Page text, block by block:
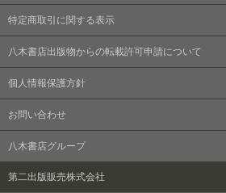
特定商取引に関する表示
八木書店出版物からの転載許可申請について
個人情報保護方針
お問い合わせ
八木書店グループ
第二出版販売株式会社